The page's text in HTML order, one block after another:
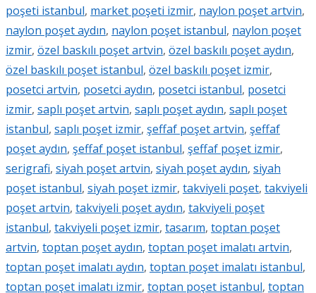
poşeti istanbul, market poşeti izmir, naylon poşet artvin,
naylon poşet aydın, naylon poşet istanbul, naylon poşet
izmir, özel baskılı poşet artvin, özel baskılı poşet aydın,
özel baskılı poşet istanbul, özel baskılı poşet izmir,
posetci artvin, posetci aydın, posetci istanbul, posetci
izmir, saplı poşet artvin, saplı poşet aydın, saplı poşet
istanbul, saplı poşet izmir, şeffaf poşet artvin, şeffaf
poşet aydın, şeffaf poşet istanbul, şeffaf poşet izmir,
serigrafi, siyah poşet artvin, siyah poşet aydın, siyah
poşet istanbul, siyah poşet izmir, takviyeli poşet, takviyeli
poşet artvin, takviyeli poşet aydın, takviyeli poşet
istanbul, takviyeli poşet izmir, tasarım, toptan poşet
artvin, toptan poşet aydın, toptan poşet imalatı artvin,
toptan poşet imalatı aydın, toptan poşet imalatı istanbul,
toptan poşet imalatı izmir, toptan poşet istanbul, toptan